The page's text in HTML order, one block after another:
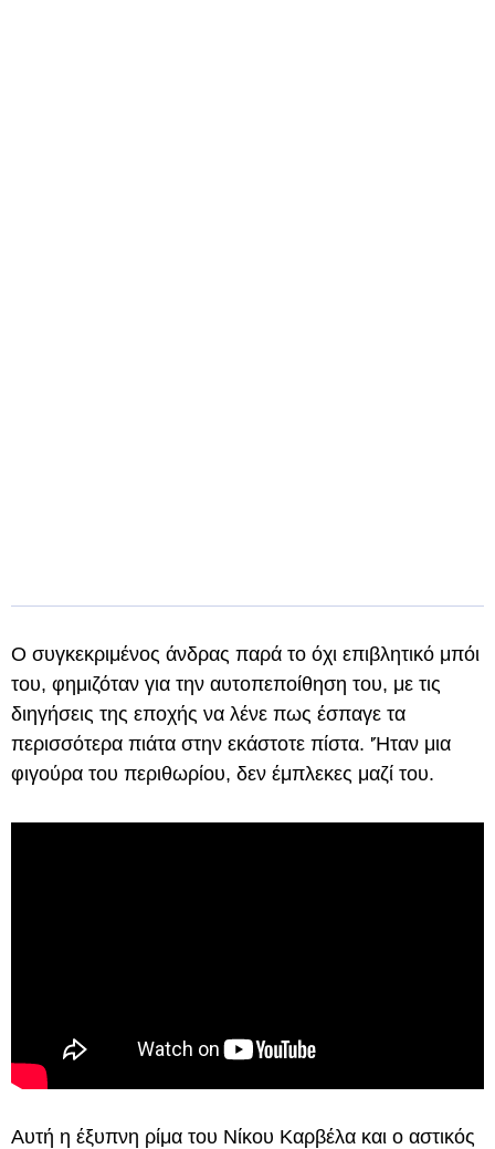
Ο συγκεκριμένος άνδρας παρά το όχι επιβλητικό μπόι
του, φημιζόταν για την αυτοπεποίθηση του, με τις
διηγήσεις της εποχής να λένε πως έσπαγε τα
περισσότερα πιάτα στην εκάστοτε πίστα. 'Ήταν μια
φιγούρα του περιθωρίου, δεν έμπλεκες μαζί του.
Αυτή η έξυπνη ρίμα του Νίκου Καρβέλα και ο αστικός